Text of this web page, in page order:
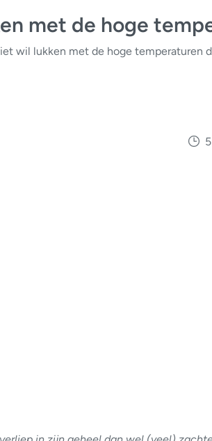
met de hoge
wil lukken met de hoge temperaturen